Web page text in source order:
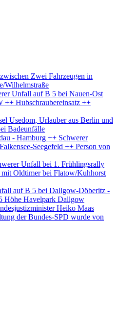
Zwei Fahrzeugen in
Wilhelmstraße
Unfall auf B 5 bei Nauen-Ost
Hubschraubereinsatz ++
Usedom, Urlauber aus Berlin und
Badeunfälle
- Hamburg ++ Schwerer
Seegefeld ++ Person von
Unfall bei 1. Frühlingsrally
Oldtimer bei Flatow/Kuhhorst
auf B 5 bei Dallgow-Döberitz -
Höhe Havelpark Dallgow
Heiko Maas
der Bundes-SPD wurde von